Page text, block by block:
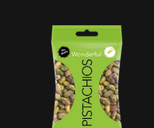
Pelados Tostados Salados